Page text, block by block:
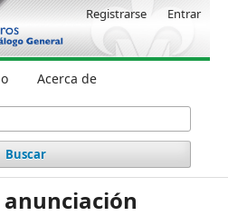
Acerca de
Buscar
Registrarse Entrar